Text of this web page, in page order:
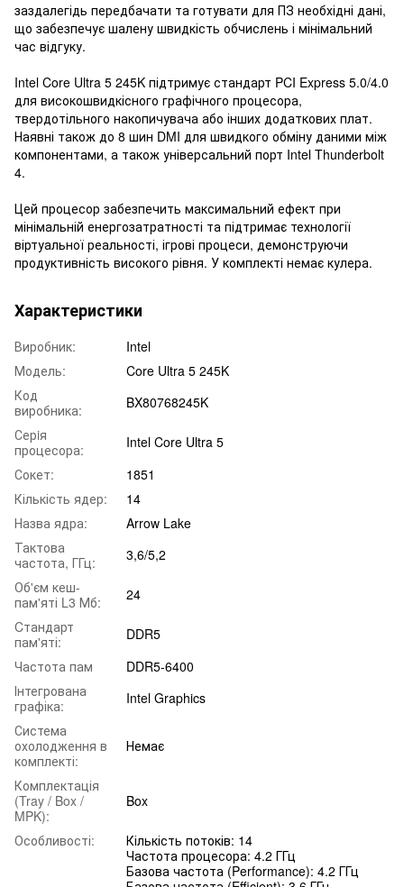
заздалегідь передбачати та готувати для ПЗ необхідні дані,
що забезпечує шалену швидкість обчислень і мінімальний
час відгуку.
Intel Core Ultra 5 245K підтримує стандарт PCI Express 5.0/4.0
для високошвидкісного графічного процесора,
твердотільного накопичувача або інших додаткових плат.
Наявні також до 8 шин DMI для швидкого обміну даними між
компонентами, а також універсальний порт Intel Thunderbolt
4.
Цей процесор забезпечить максимальний ефект при
мінімальній енергозатратності та підтримає технології
віртуальної реальності, ігрові процеси, демонструючи
продуктивність високого рівня. У комплекті немає кулера.
Характеристики
Виробник:
Intel
Модель:
Core Ultra 5 245K
Код
виробника:
BX80768245K
Серiя
процесора:
Intel Core Ultra 5
Сокет:
1851
Кількість ядер:
14
Назва ядра:
Arrow Lake
Тактова
частота, ГГц:
3,6/5,2
Об'єм кеш-
пам'яті L3 Мб:
24
Cтандарт
пам'яті:
DDR5
Частота пам
DDR5-6400
Інтегрована
графіка:
Intel Graphics
Система
охолодження в
комплекті:
Немає
Комплектація
(Tray / Box /
MPK):
Box
Особливості:
Кількість потоків: 14
Частота процесора: 4.2 ГГц
Базова частота (Performance): 4.2 ГГц